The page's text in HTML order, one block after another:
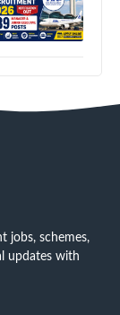
jobs, schemes,
updates with